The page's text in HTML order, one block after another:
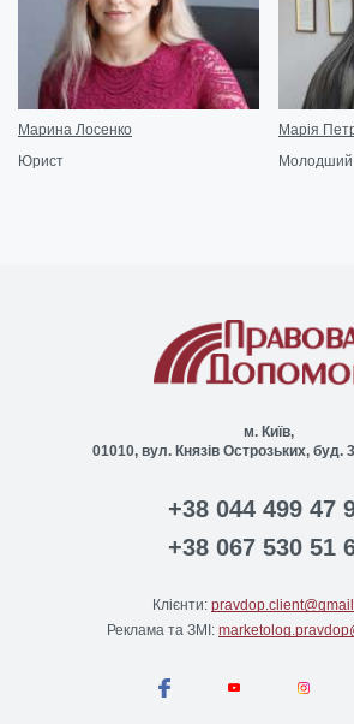
Марина Лосенко
Юрист
Марія
Молодший
м. Київ,
01010, вул. Князів Острозьких, буд.
+38 044 499 47
+38 067 530 51
Клієнти:
Реклама та ЗМІ: